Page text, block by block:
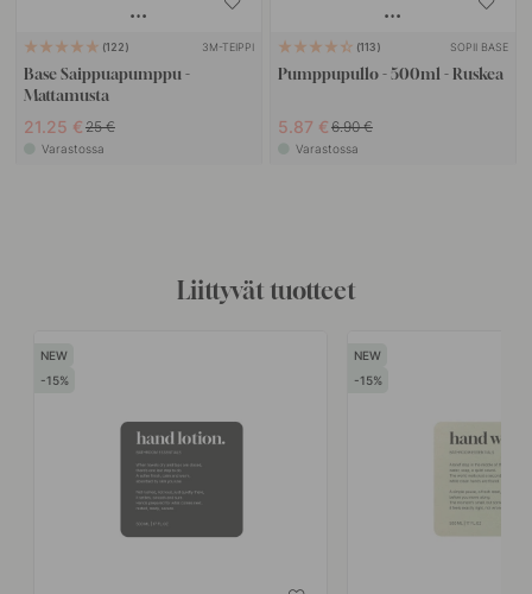
122 3M-TEIPPI
Base Saippuapumppu -
Mattamusta
21.25 € 25 €
Varastossa
113 SOPII BASE
Pumppupullo - 500ml - Ruskea
5.87 € 6.90 €
Varastossa
Liittyvät tuotteet
15 15